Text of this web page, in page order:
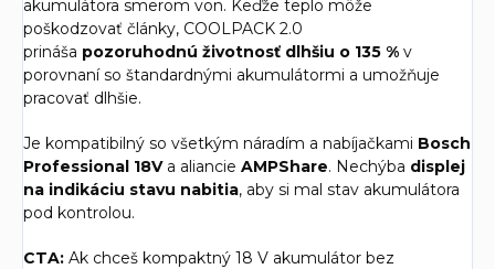
akumulátora smerom von. Keďže teplo môže
poškodzovať články, COOLPACK 2.0
prináša pozoruhodnú životnosť dlhšiu o 135 % v
porovnaní so štandardnými akumulátormi a umožňuje
pracovať dlhšie.
Je kompatibilný so všetkým náradím a nabíjačkami Bosch
Professional 18V a aliancie AMPShare. Nechýba displej
na indikáciu stavu nabitia, aby si mal stav akumulátora
pod kontrolou.
CTA: Ak chceš kompaktný 18 V akumulátor bez